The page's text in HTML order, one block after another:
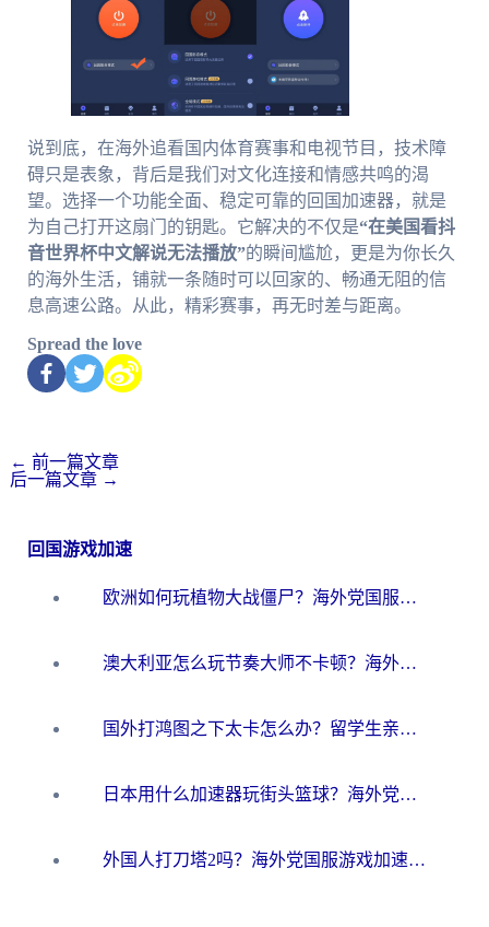
说到底，在海外追看国内体育赛事和电视节目，技术障
碍只是表象，背后是我们对文化连接和情感共鸣的渴
望。选择一个功能全面、稳定可靠的回国加速器，就是
为自己打开这扇门的钥匙。它解决的不仅是“在美国看抖
音世界杯中文解说无法播放”的瞬间尴尬，更是为你长久
的海外生活，铺就一条随时可以回家的、畅通无阻的信
息高速公路。从此，精彩赛事，再无时差与距离。
Spread the love
← 前一篇文章
后一篇文章 →
回国游戏加速
欧洲如何玩植物大战僵尸？海外党国服游戏加速避坑指南（附实测对比）
澳大利亚怎么玩节奏大师不卡顿？海外党国服游戏加速终极指南
国外打鸿图之下太卡怎么办？留学生亲测有效的国服游戏加速方案
日本用什么加速器玩街头篮球？海外党国服游戏不卡顿的终极攻略
外国人打刀塔2吗？海外党国服游戏加速避坑全攻略